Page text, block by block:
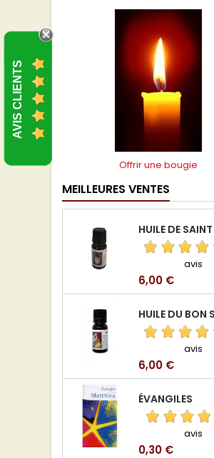
Offrir une bougie
MEILLEURES VENTES
avis
Prix
6,00 €
avis
Prix
6,00 €
ÉVANGILES
avis
Prix
0,30 €
AVIS CLIENTS